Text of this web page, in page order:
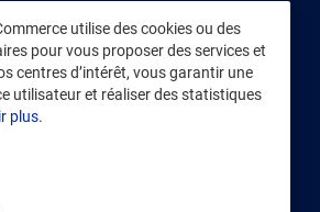
utilise des cookies ou des
pour vous proposer des services et
centres d’intérêt, vous garantir une
utilisateur et réaliser des statistiques
plus.